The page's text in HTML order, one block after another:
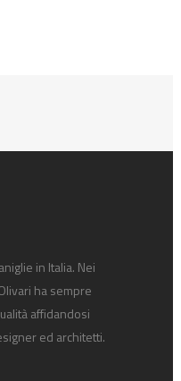
in Italia. Nei
ha sempre
affidandosi
ed architetti.